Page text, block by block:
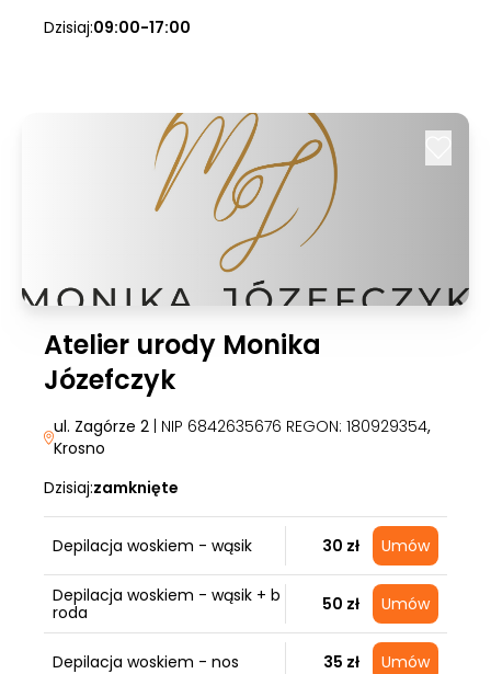
Dzisiaj:09:00-17:00
Atelier urody Monika
Józefczyk
ul. Zagórze 2 | NIP 6842635676 REGON: 180929354,
Krosno
Dzisiaj:zamknięte
Depilacja woskiem - wąsik 30 zł Umów
Depilacja woskiem - wąsik + b
roda
50 zł Umów
Depilacja woskiem - nos 35 zł Umów